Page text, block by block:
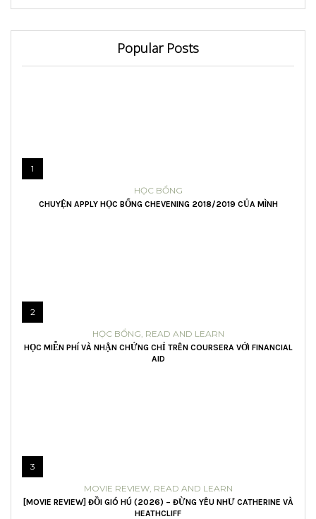
Popular Posts
1
HỌC BỔNG
CHUYỆN APPLY HỌC BỔNG CHEVENING 2018/2019 CỦA MÌNH
2
HỌC BỔNG READ AND LEARN
HỌC MIỄN PHÍ VÀ NHẬN CHỨNG CHỈ TRÊN COURSERA VỚI FINANCIAL
AID
3
MOVIE REVIEW, READ AND LEARN
[MOVIE REVIEW] ĐỒI GIÓ HÚ (2026) – ĐỪNG YÊU NHƯ CATHERINE VÀ
HEATHCLIFF